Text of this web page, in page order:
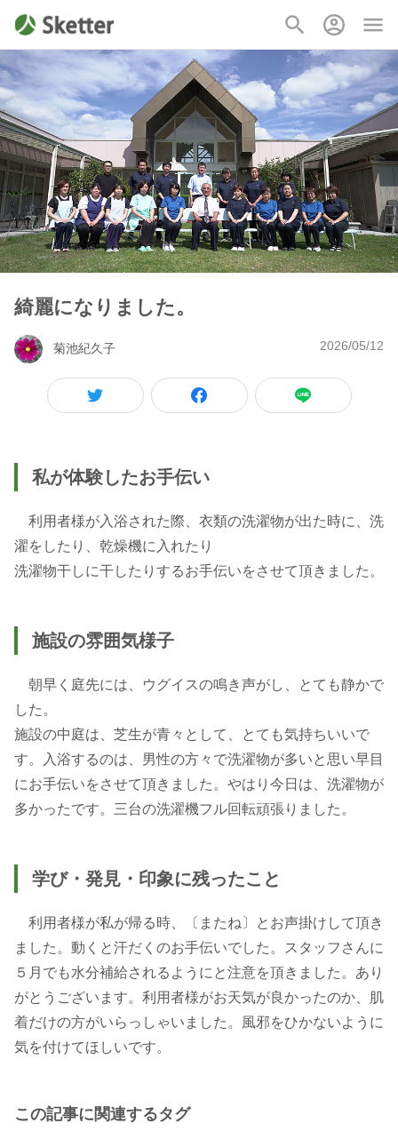
綺麗になりました。
菊池紀久子 2026/05/12
私が体験したお手伝い
利用者様が入浴された際、衣類の洗濯物が出た時に、洗
濯をしたり、乾燥機に入れたり
洗濯物干しに干したりするお手伝いをさせて頂きました。
施設の雰囲気様子
朝早く庭先には、ウグイスの鳴き声がし、とても静かで
した。
施設の中庭は、芝生が青々として、とても気持ちいいで
す。入浴するのは、男性の方々で洗濯物が多いと思い早目
にお手伝いをさせて頂きました。やはり今日は、洗濯物が
多かったです。三台の洗濯機フル回転頑張りました。
学び・発見・印象に残ったこと
利用者様が私が帰る時、〔またね〕とお声掛けして頂き
ました。動くと汗だくのお手伝いでした。スタッフさんに
５月でも水分補給されるようにと注意を頂きました。あり
がとうございます。利用者様がお天気が良かったのか、肌
着だけの方がいらっしゃいました。風邪をひかないように
気を付けてほしいです。
この記事に関連するタグ